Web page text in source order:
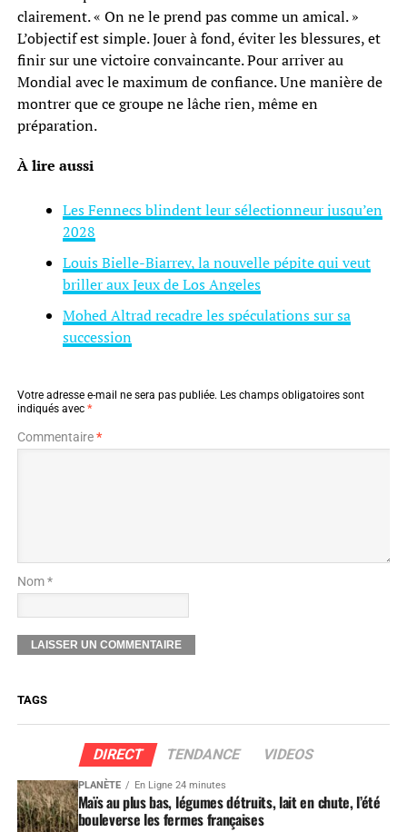
clairement. « On ne le prend pas comme un amical. »
L’objectif est simple. Jouer à fond, éviter les blessures, et
finir sur une victoire convaincante. Pour arriver au
Mondial avec le maximum de confiance. Une manière de
montrer que ce groupe ne lâche rien, même en
préparation.
À lire aussi
Les Fennecs blindent leur sélectionneur jusqu’en
2028
Louis Bielle-Biarrey, la nouvelle pépite qui veut
briller aux Jeux de Los Angeles
Mohed Altrad recadre les spéculations sur sa
succession
Votre adresse e-mail ne sera pas publiée. Les champs obligatoires sont
indiqués avec *
Commentaire*
Nom *
TAGS
DIRECT TENDANCE VIDEOS
PLANÈTE En Ligne 24 minutes
Maïs au plus bas, légumes détruits, lait en chute, l’été
bouleverse les fermes françaises